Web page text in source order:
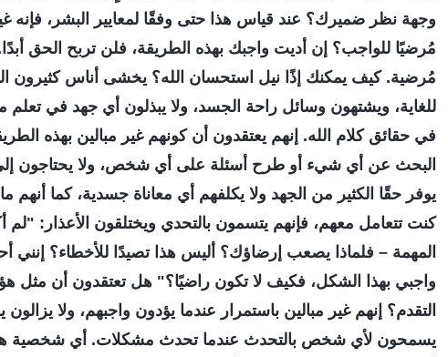
وجهة نظر ضميرك؟ عند قياس هذا حتى وفقًا لمعايير البشر، فإنه
مُرضيًا للواجب؟ إن أديت واجبك بهذه الطريقة، فلن تربح الحق
مُرضية. كيف يمكنك إذًا نيل استحسان الله؟ يخشى أناس كثيرون
للغاية، ويشتهون وسائل راحة الجسد، ولا يبذلون أي جهد في تعلم
في حقائق كلام الله. إنهم يعتقدون أن كونهم غير مبالين بهذه
البحث عن أي شيء أو طرح أسئلة على أي شخص، ولا يحتاجون إلى
يوفر حقًا الكثير من الجهد ولا يكلفهم أي معاناة جسدية، كما أنهم
كنت تتعامل معهم، فإنهم يتسمون بالتحدي ويختلقون الأعذار: "لم
المهمة – فلماذا يصعب إرضاؤك؟ أليس هذا تصيدًا للأخطاء؟
واجبي بهذا الشكل، فكيف لا تكون راضيًا؟" هل تعتقدون أن مثل
التقدم؟ إنهم غير مبالين باستمرار عندما يؤدون واجبهم، ولا
يسمحون لأي شخص بالتحدث عندما تحدث مشكلات. أي شخصية